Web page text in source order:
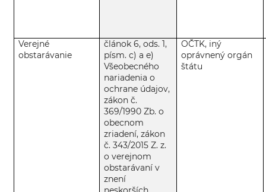
Verejné
obstarávanie
článok 6, ods. 1,
písm. c) a e)
Všeobecného
nariadenia o
ochrane údajov,
zákon č.
369/1990 Zb. o
obecnom
zriadení, zákon
č. 343/2015 Z. z.
o verejnom
obstarávaní v
znení
OČTK, iný
oprávnený orgán
štátu